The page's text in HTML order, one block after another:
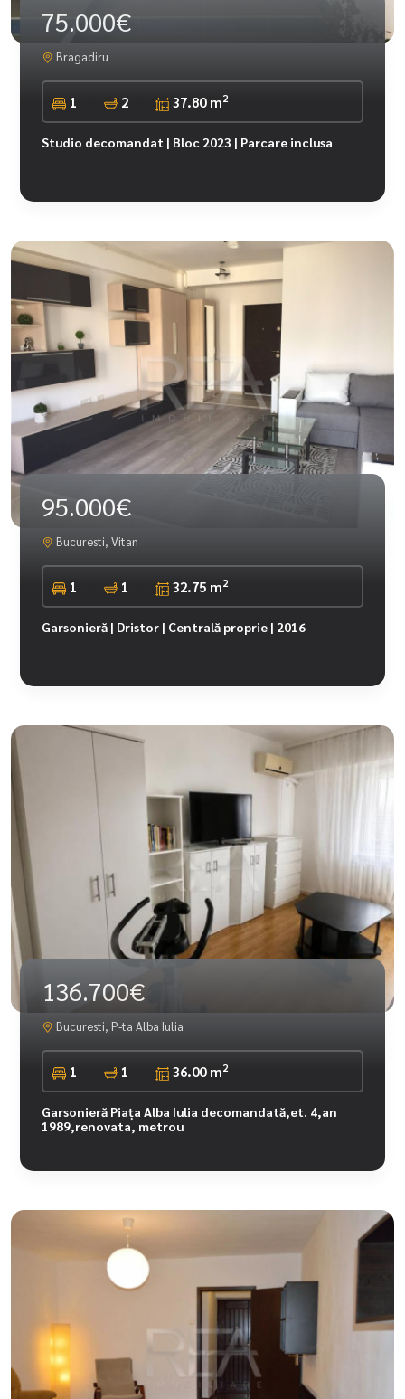
75.000€
Bragadiru
1 2 37.80 m2
Studio decomandat | Bloc 2023 | Parcare inclusa
95.000€
Bucuresti, Vitan
1 1 32.75 m2
Garsonieră | Dristor | Centrală proprie | 2016
136.700€
Bucuresti, P-ta Alba Iulia
1 1 36.00 m2
Garsonieră Piața Alba Iulia decomandată,et. 4,an
1989,renovata, metrou